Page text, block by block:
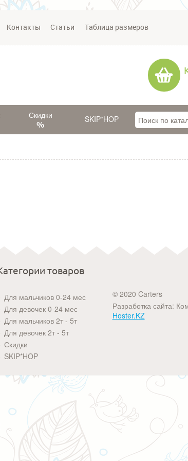
Контакты Статьи Таблица размеров
Скидки SKIP*HOP
товаров
Для мальчиков 0-24 мес
Для девочек 0-24 мес
Для мальчиков 2т - 5т
Для девочек 2т - 5т
Скидки
SKIP*HOP
© 2020 Carters
Разработка сайта:
Hoster.KZ